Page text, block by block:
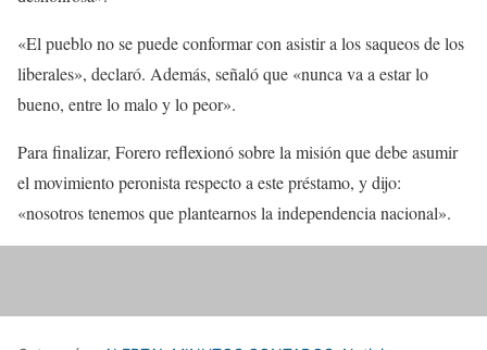
«El pueblo no se puede conformar con asistir a los saqueos de los
liberales», declaró. Además, señaló que «nunca va a estar lo
bueno, entre lo malo y lo peor».
Para finalizar, Forero reflexionó sobre la misión que debe asumir
el movimiento peronista respecto a este préstamo, y dijo:
«nosotros tenemos que plantearnos la independencia nacional».